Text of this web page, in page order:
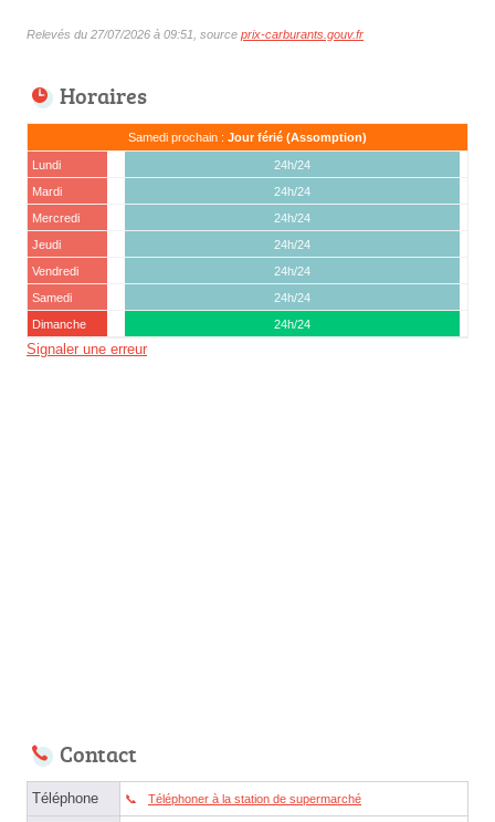
Relevés du 27/07/2026 à 09:51, source prix-carburants.gouv.fr
Horaires
Samedi prochain : Jour férié (Assomption)
Lundi
24h/24
Mardi
24h/24
Mercredi
24h/24
Jeudi
24h/24
Vendredi
24h/24
Samedi
24h/24
Dimanche
24h/24
Signaler une erreur
Contact
Téléphone Téléphoner à la station de supermarché